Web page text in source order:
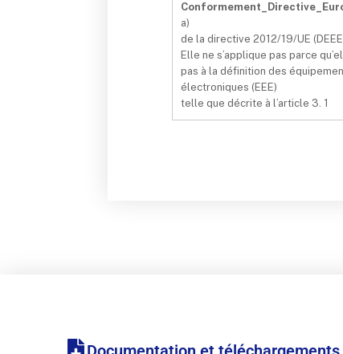
a)
de la directive 2012/19/UE (DEEE
Elle ne s’applique pas parce
pas à la définition des
électroniques (EEE)
telle que décrite à l’article 3. 1